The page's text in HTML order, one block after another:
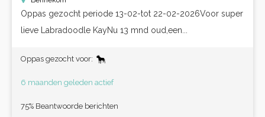
Oppas gezocht periode 13-02-tot 22-02-2026Voor super
lieve Labradoodle KayNu 13 mnd oud,een...
Oppas gezocht voor:
6 maanden geleden actief
75% Beantwoorde berichten